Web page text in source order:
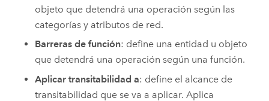
objeto que detendrá una operación según las
categorías y atributos de red.
Barreras de función: define una entidad u objeto
que detendrá una operación según una función.
Aplicar transitabilidad a: define el alcance de
transitabilidad que se va a aplicar. Aplica